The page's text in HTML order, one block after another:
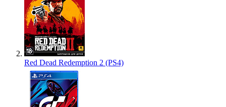
Red Dead Redemption 2 (PS4)